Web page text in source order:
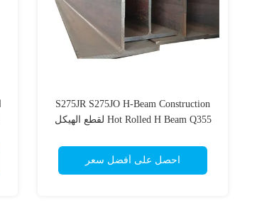
S275JR S275JO H-Beam Construction
Hot Rolled H Beam Q355 لقطع الهيكل
احصل على أفضل سعر